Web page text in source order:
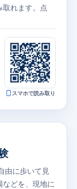
取れます。点
スマホで読み取り
由に歩いて見
どを、現地に